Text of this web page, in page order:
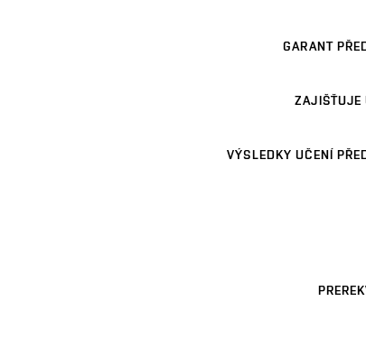
GARANT
ZAJIŠŤUJE
VÝSLEDKY UČENÍ